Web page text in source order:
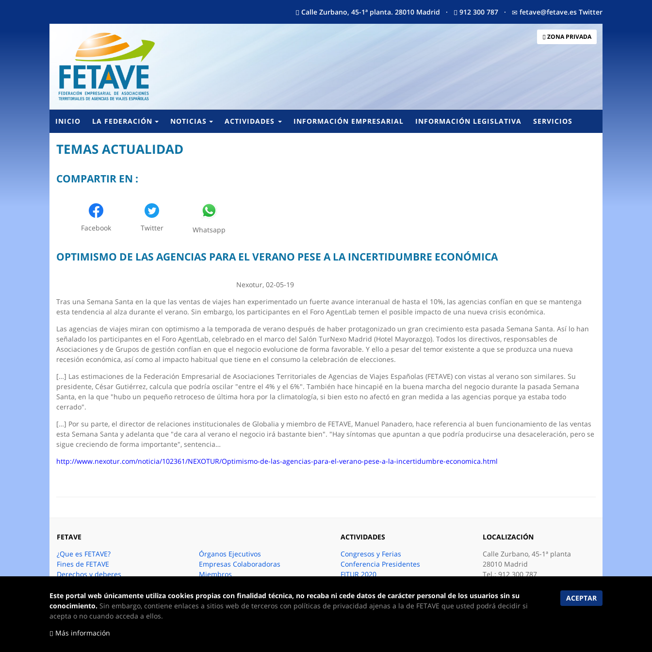
Calle Zurbano, 45-1ª planta. 28010 Madrid · 912 300 787 · fetave@fetave.es Twitter
ZONA PRIVADA
INICIO LA FEDERACIÓN NOTICIAS ACTIVIDADES INFORMACIÓN EMPRESARIAL INFORMACIÓN LEGISLATIVA SERVICIOS
TEMAS ACTUALIDAD
COMPARTIR EN :
Facebook Twitter Whatsapp
OPTIMISMO DE LAS AGENCIAS PARA EL VERANO PESE A LA INCERTIDUMBRE ECONÓMICA
Nexotur, 02-05-19
Tras una Semana Santa en la que las ventas de viajes han experimentado un fuerte avance interanual de hasta el 10%, las agencias confían en que se mantenga
esta tendencia al alza durante el verano. Sin embargo, los participantes en el Foro AgentLab temen el posible impacto de una nueva crisis económica.
Las agencias de viajes miran con optimismo a la temporada de verano después de haber protagonizado un gran crecimiento esta pasada Semana Santa. Así lo han
señalado los participantes en el Foro AgentLab, celebrado en el marco del Salón TurNexo Madrid (Hotel Mayorazgo). Todos los directivos, responsables de
Asociaciones y de Grupos de gestión confían en que el negocio evolucione de forma favorable. Y ello a pesar del temor existente a que se produzca una nueva
recesión económica, así como al impacto habitual que tiene en el consumo la celebración de elecciones.
[…] Las estimaciones de la Federación Empresarial de Asociaciones Territoriales de Agencias de Viajes Españolas (FETAVE) con vistas al verano son similares. Su
presidente, César Gutiérrez, calcula que podría oscilar "entre el 4% y el 6%". También hace hincapié en la buena marcha del negocio durante la pasada Semana
Santa, en la que "hubo un pequeño retroceso de última hora por la climatología, si bien esto no afectó en gran medida a las agencias porque ya estaba todo
cerrado".
[…] Por su parte, el director de relaciones institucionales de Globalia y miembro de FETAVE, Manuel Panadero, hace referencia al buen funcionamiento de las ventas
esta Semana Santa y adelanta que "de cara al verano el negocio irá bastante bien". "Hay síntomas que apuntan a que podría producirse una desaceleración, pero se
sigue creciendo de forma importante", sentencia…
http://www.nexotur.com/noticia/102361/NEXOTUR/Optimismo-de-las-agencias-para-el-verano-pese-a-la-incertidumbre-economica.html
FETAVE
¿Que es FETAVE?
Fines de FETAVE
Derechos y deberes
Órganos Ejecutivos
Empresas Colaboradoras
Miembros
ACTIVIDADES
Congresos y Ferias
Conferencia Presidentes
FITUR 2020
Temas Actualidad
LOCALIZACIÓN
Calle Zurbano, 45-1ª planta
28010 Madrid
Tel.: 912 300 787
Este portal web únicamente utiliza cookies propias con finalidad técnica, no recaba ni cede datos de carácter personal de los usuarios sin su
conocimiento. Sin embargo, contiene enlaces a sitios web de terceros con políticas de privacidad ajenas a la de FETAVE que usted podrá decidir si
acepta o no cuando acceda a ellos.
Más información